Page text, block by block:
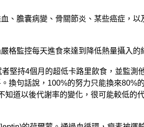
、膽囊病變、骨關節炎、某些癌症，
格監控每天進食來達到降低熱量攝入的
堅持4個月的超低卡路里飲食，並監
換句話說，100%的努力只能換來80%
道以後代謝率的變化，很可能較低的